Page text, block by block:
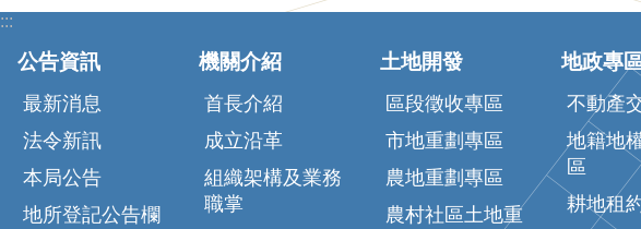
:::
公告資訊
最新消息
法令新訊
本局公告
地所登記公告欄
機關介紹
首長介紹
成立沿革
組織架構及業務
職掌
土地開發
區段徵收專區
市地重劃專區
農地重劃專區
農村社區土地重
地政專
不動產
地籍地
區
耕地租